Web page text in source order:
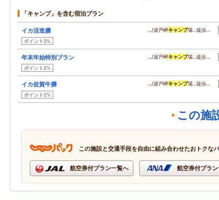
「キャンプ」を含む宿泊プラン
イカ活造膳
ポイント2%
…/波戸岬キャンプ場…徒歩…
年末年始特別プラン
ポイント2%
…/波戸岬キャンプ場…徒歩…
イカ佐賀牛膳
ポイント2%
…/波戸岬キャンプ場…徒歩…
この施
この施設と交通手段を自由に組み合わせたおトクな
航空券付プラン一覧へ 航空券付プラ